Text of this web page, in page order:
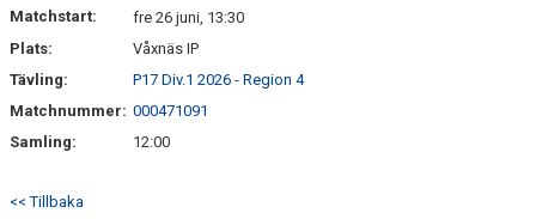
KONTAKT
DOKUMENT
Matchstart:
fre 26 juni, 13:30
Plats:
Våxnäs IP
Tävling:
P17 Div.1 2026 - Region 4
Matchnummer: 000471091
Samling:
12:00
<< Tillbaka